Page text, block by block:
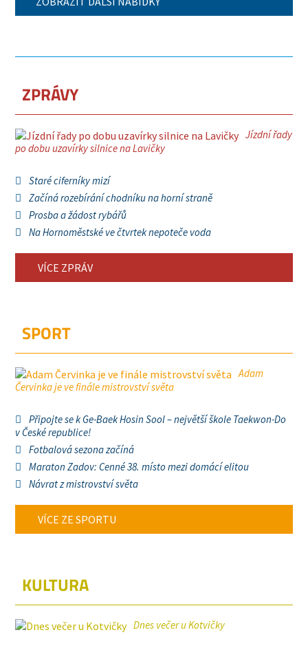
ZPRÁVY
Jízdní řady
po dobu uzavírky silnice na Lavičky
Staré ciferníky mizí
Začíná rozebírání chodníku na horní straně
Prosba a žádost rybářů
Na Hornoměstské ve čtvrtek nepoteče voda
VÍCE ZPRÁV
SPORT
Adam
Červinka je ve finále mistrovství světa
Připojte se k Ge-Baek Hosin Sool – největší škole Taekwon-Do
v České republice!
Fotbalová sezona začíná
Maraton Zadov: Cenné 38. místo mezi domácí elitou
Návrat z mistrovství světa
VÍCE ZE SPORTU
KULTURA
Dnes večer u Kotvičky